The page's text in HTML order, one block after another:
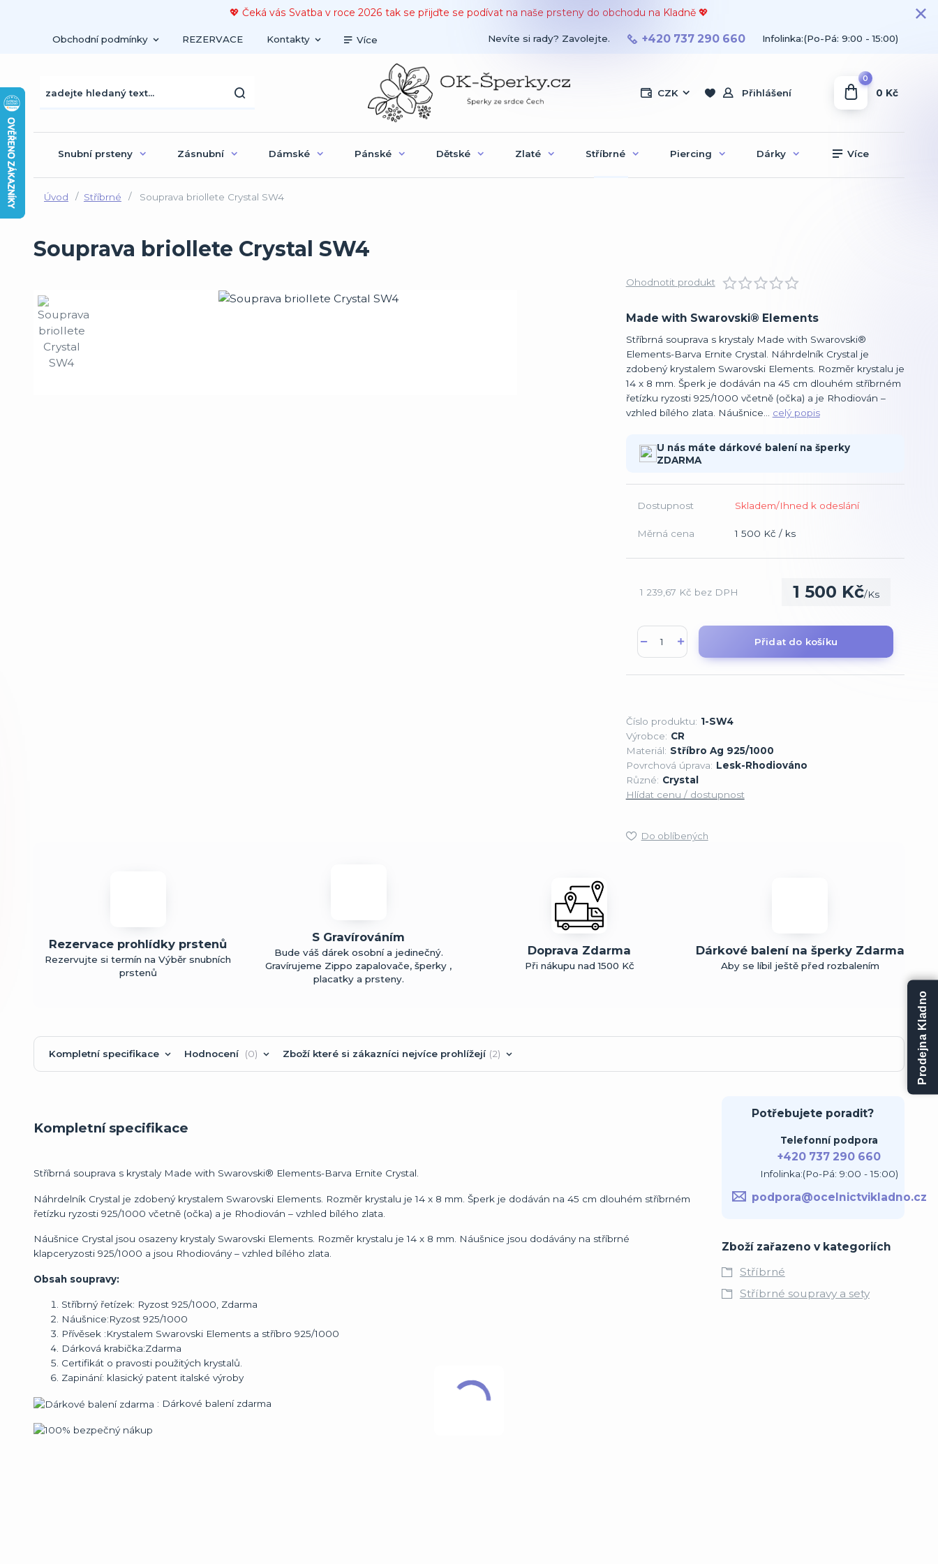
💖 Čeká vás Svatba v roce 2026 tak se přijďte se podívat na naše prsteny do obchodu na Kladně 💖
Obchodní podmínky REZERVACE Kontakty Více
CZK Přihlášení
Nevíte si rady? Zavolejte. +420 737 290 660 Infolinka:(Po-Pá: 9:00 - 15:00)
0
0 Kč
Snubní prsteny Zásnubní Dámské Pánské Dětské Zlaté Stříbrné Piercing Dárky Více
Úvod Stříbrné Souprava briollete Crystal SW4
Souprava briollete Crystal SW4
Ohodnotit produkt
Made with Swarovski® Elements
Stříbrná souprava s krystaly Made with Swarovski®
Elements-Barva Ernite Crystal. Náhrdelník Crystal je
zdobený krystalem Swarovski Elements. Rozměr krystalu je
14 x 8 mm. Šperk je dodáván na 45 cm dlouhém stříbrném
řetízku ryzosti 925/1000 včetně (očka) a je Rhodiován –
vzhled bílého zlata. Náušnice... celý popis
U nás máte dárkové balení na šperky
ZDARMA
Dostupnost Skladem/Ihned k odeslání
Měrná cena 1 500 Kč / ks
1 500 Kč/Ks
1 239,67 Kč bez DPH
Přidat do košíku
Číslo produktu: 1-SW4
Výrobce: CR
Materiál: Stříbro Ag 925/1000
Povrchová úprava: Lesk-Rhodiováno
Různé: Crystal
Hlídat cenu / dostupnost
Do oblíbených
Rezervace prohlídky prstenů
Rezervujte si termín na Výběr snubních
prstenů
S Gravírováním
Bude váš dárek osobní a jedinečný.
Gravírujeme Zippo zapalovače, šperky ,
placatky a prsteny.
Doprava Zdarma
Při nákupu nad 1500 Kč
Dárkové balení na šperky Zdarma
Aby se líbil ještě před rozbalením
Kompletní specifikace Hodnocení 0 Zboží které si zákazníci nejvíce prohlížejí 2
Kompletní specifikace
Stříbrná souprava s krystaly Made with Swarovski® Elements-Barva Ernite Crystal.
Náhrdelník Crystal je zdobený krystalem Swarovski Elements. Rozměr krystalu je 14 x 8 mm. Šperk je dodáván na 45 cm dlouhém stříbrném
řetízku ryzosti 925/1000 včetně (očka) a je Rhodiován – vzhled bílého zlata.
Náušnice Crystal jsou osazeny krystaly Swarovski Elements. Rozměr krystalu je 14 x 8 mm. Náušnice jsou dodávány na stříbrné
klapceryzosti 925/1000 a jsou Rhodiovány – vzhled bílého zlata.
Obsah soupravy:
Stříbrný řetízek: Ryzost 925/1000, Zdarma
Náušnice:Ryzost 925/1000
Přívěsek :Krystalem Swarovski Elements a stříbro 925/1000
Dárková krabička:Zdarma
Certifikát o pravosti použitých krystalů.
Zapinání: klasický patent italské výroby
: Dárkové balení zdarma
Potřebujete poradit?
Telefonní podpora
+420 737 290 660
Infolinka:(Po-Pá: 9:00 - 15:00)
podpora@ocelnictvikladno.cz
Zboží zařazeno v kategoriích
Stříbrné
Stříbrné soupravy a sety
Prodejna Kladno